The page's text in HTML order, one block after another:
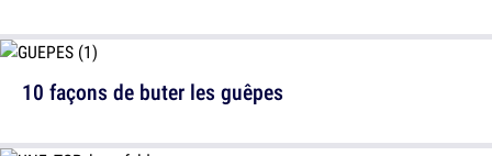
10 façons de buter les guêpes